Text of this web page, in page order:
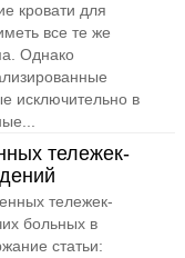
кровати для
все те же
Однако
исключительно в
тележек-
тележек-
больных в
статьи: